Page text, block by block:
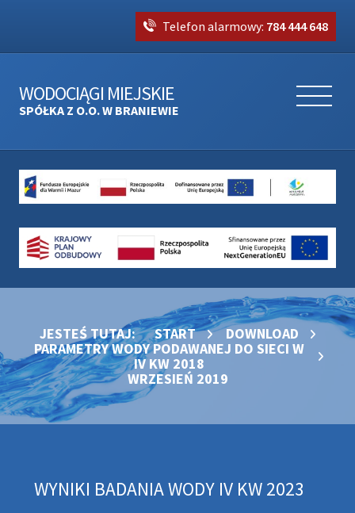
Telefon alarmowy: 784 444 648
WODOCIĄGI MIEJSKIE
SPÓŁKA Z O.O. W BRANIEWIE
JESTEŚ TUTAJ: START
DOWNLOAD
PARAMETRY WODY PODAWANEJ DO SIECI W
IV KW 2018
WRZESIEŃ 2019
WYNIKI BADANIA WODY IV KW 2023